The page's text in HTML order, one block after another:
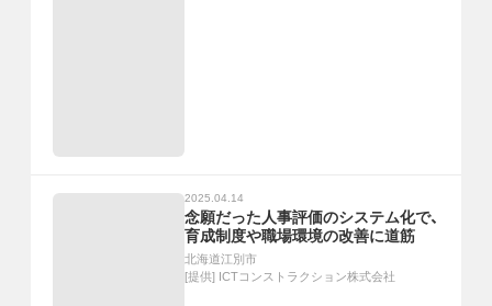
2025.04.14
念願だった人事評価のシステム化で、
育成制度や職場環境の改善に道筋
北海道江別市
[提供] ICTコンストラクション株式会社